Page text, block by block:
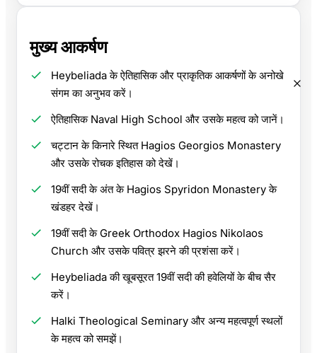
मुख्य आकर्षण
Heybeliada के ऐतिहासिक और प्राकृतिक आकर्षणों के अनोखे
संगम का अनुभव करें।
ऐतिहासिक Naval High School और उसके महत्व को जानें।
चट्टान के किनारे स्थित Hagios Georgios Monastery
और उसके रोचक इतिहास को देखें।
19वीं सदी के अंत के Hagios Spyridon Monastery के
खंडहर देखें।
19वीं सदी के Greek Orthodox Hagios Nikolaos
Church और उसके पवित्र झरने की प्रशंसा करें।
Heybeliada की खूबसूरत 19वीं सदी की हवेलियों के बीच सैर
करें।
Halki Theological Seminary और अन्य महत्वपूर्ण स्थलों
के महत्व को समझें।